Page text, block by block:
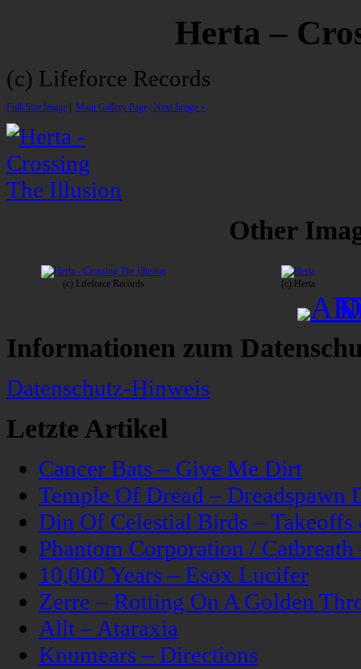
Herta –
(c) Lifeforce Records
Full-Size Image Main Gallery Page | Next Image »
Other
(c) Lifeforce Records (c) Herta
Informationen zum
Datenschutz-Hinweis
Letzte Artikel
Cancer Bats – Give Me Dirt
Temple Of Dread – Dreadspawn
Din Of Celestial Birds –
Phantom Corporation /
10,000 Years – Esox Lucifer
Zerre – Rotting On A Golden
Allt – Ataraxia
Knumears – Directions